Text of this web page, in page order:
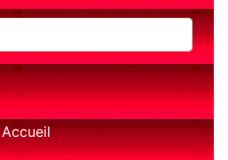
Accueil